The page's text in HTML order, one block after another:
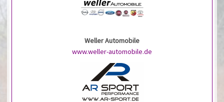
Weller Automobile
www.weller-automobile.de